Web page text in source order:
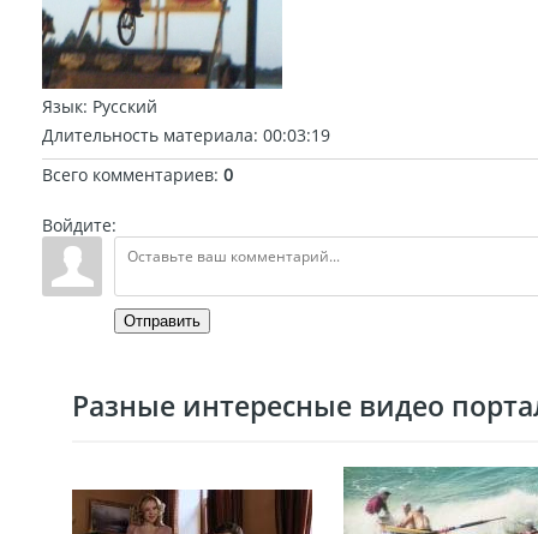
Язык: Русский
Длительность материала: 00:03:19
Всего комментариев: 0
Войдите:
Отправить
Разные интересные видео